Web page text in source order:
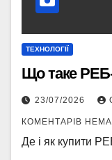
ТЕХНОЛОГІЇ
Що таке
23/07/2026
КОМЕНТАРІВ
Де і як купити